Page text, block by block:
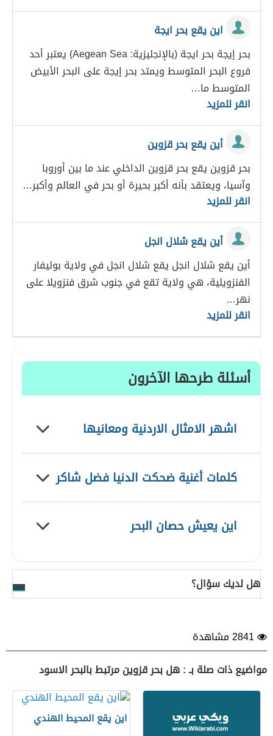
اين يقع بحر ايجة
بحر إيجة بحر ايجة (بالإنجليزية: Aegean Sea) يعتبر أحد
فروع البحر المتوسط ويمتد بحر إيجة على البحر الأبيض
المتوسط ما…
انقر للمزيد
أين يقع بحر قزوين
بحر قزوين يقع بحر قزوين الداخلي عند ما بين أوروبا
وآسيا، ويعتقد بأنه أكبر بحيرة أو بحر في العالم وأكبر…
انقر للمزيد
أين يقع شلال انجل
أين يقع شلال انجل يقع شلال انجل في ولاية بوليفار
الفنزويلية، هي ولاية تقع في جنوب شرق فنزويلا على
نهر…
انقر للمزيد
أسئلة طرحها الآخرون
اشهر الامثال الاردنية ومعانيها
كلمات أغنية ضحكت الدنيا فضل شاكر
اين يعيش حصان البحر
هل لديك سؤال؟
مواضيع ذات صلة بـ : هل بحر قزوين مرتبط بالبحر الاسود
اين يقع المحيط الهندي